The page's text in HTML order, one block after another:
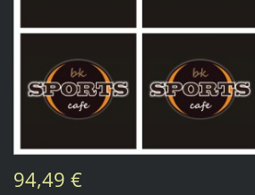
94,49 €